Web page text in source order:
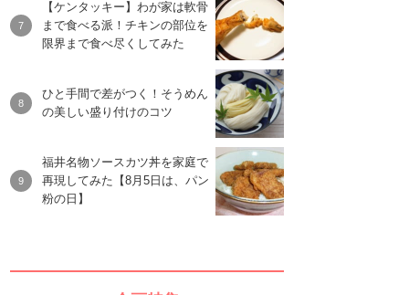
【ケンタッキー】わが家は軟骨
まで食べる派！チキンの部位を
限界まで食べ尽くしてみた
ひと手間で差がつく！そうめん
の美しい盛り付けのコツ
福井名物ソースカツ丼を家庭で
再現してみた【8月5日は、パン
粉の日】